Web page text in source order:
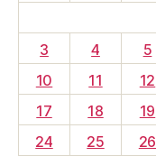
3
4 5
10
11 12
17
18 19
24
25 26